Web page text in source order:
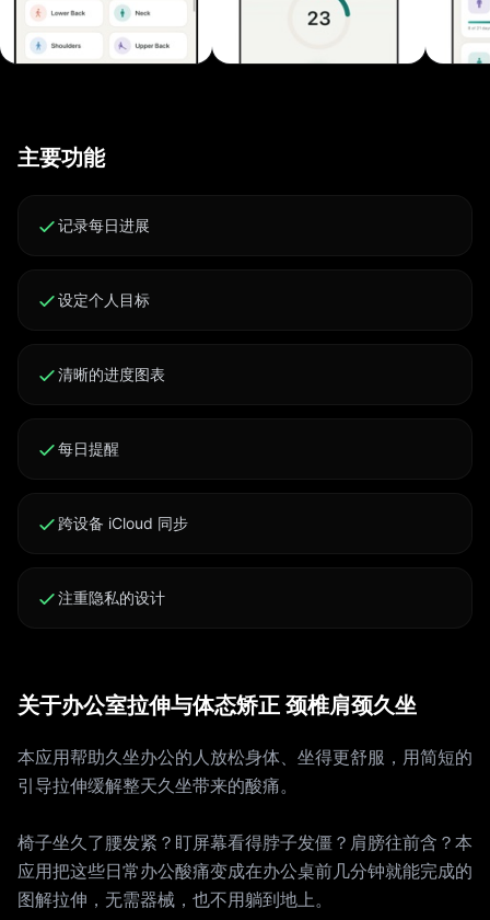
主要功能
记录每日进展
设定个人目标
清晰的进度图表
每日提醒
跨设备 iCloud 同步
注重隐私的设计
关于办公室拉伸与体态矫正 颈椎肩颈久坐
本应用帮助久坐办公的人放松身体、坐得更舒服，用简短的
引导拉伸缓解整天久坐带来的酸痛。
椅子坐久了腰发紧？盯屏幕看得脖子发僵？肩膀往前含？本
应用把这些日常办公酸痛变成在办公桌前几分钟就能完成的
图解拉伸，无需器械，也不用躺到地上。